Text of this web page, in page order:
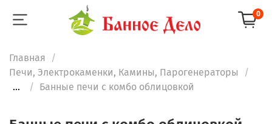
0
Главная
Печи, Электрокаменки, Камины, Парогенераторы
...
Банные печи с комбо облицовкой